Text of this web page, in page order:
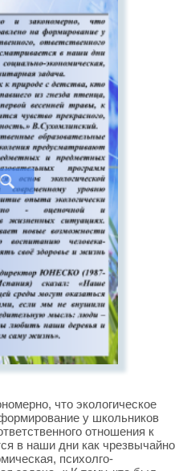
что экологическое
у школьников
отношения к
в наши дни как чрезвычайно
психолго-